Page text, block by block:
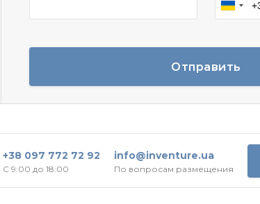
Отправить
+38 097 772 72 92
С 9:00 до 18:00
info@inventure.ua
По вопросам размещения